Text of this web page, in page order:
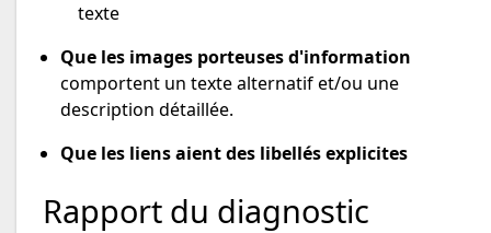
texte
Que les images porteuses d'information
comportent un texte alternatif et/ou une
description détaillée.
Que les liens aient des libellés explicites
Rapport du diagnostic